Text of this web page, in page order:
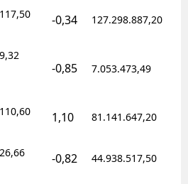
117,50 -0,34 127.298.887,20
9,32
-0,85 7.053.473,49
110,60 1,10 81.141.647,20
26,66 -0,82 44.938.517,50